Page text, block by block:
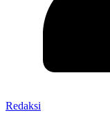
Redaksi